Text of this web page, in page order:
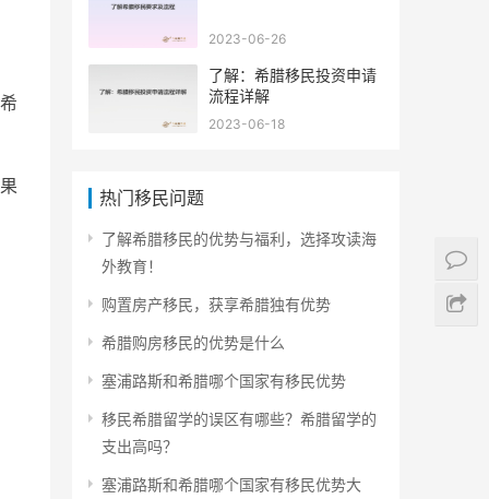
2023-06-26
了解：希腊移民投资申请
流程详解
2023-06-18
热门移民问题
了解希腊移民的优势与福利，选择攻读海
外教育！
购置房产移民，获享希腊独有优势
希腊购房移民的优势是什么
塞浦路斯和希腊哪个国家有移民优势
移民希腊留学的误区有哪些？希腊留学的
支出高吗？
塞浦路斯和希腊哪个国家有移民优势大